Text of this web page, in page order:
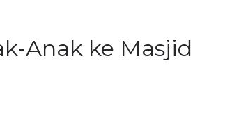
Anak ke Masjid